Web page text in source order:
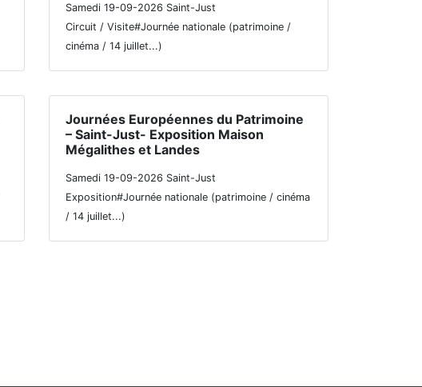
Samedi 19-09-2026 Saint-Just
Circuit / Visite#Journée nationale (patrimoine /
cinéma / 14 juillet...)
Journées Européennes du Patrimoine
– Saint-Just- Exposition Maison
Mégalithes et Landes
Samedi 19-09-2026 Saint-Just
Exposition#Journée nationale (patrimoine / cinéma
/ 14 juillet...)